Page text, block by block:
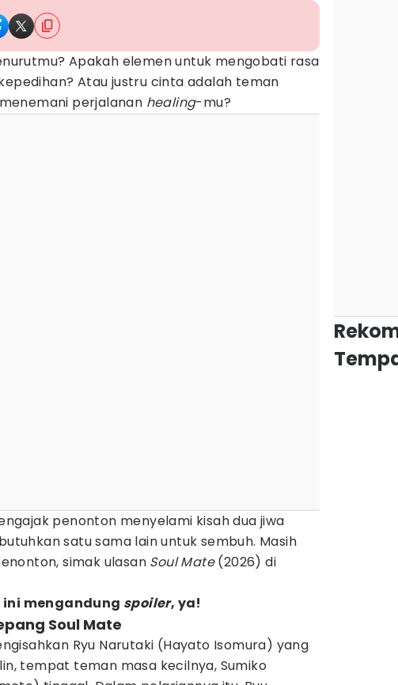
Apakah elemen untuk mengobati rasa
Atau justru cinta adalah teman
perjalanan healing-mu?
penonton menyelami kisah dua jiwa
satu sama lain untuk sembuh. Masih
simak ulasan Soul Mate(2026) di
mengandung spoiler, ya!
Soul Mate
Ryu Narutaki (Hayato Isomura) yang
tempat teman masa kecilnya, Sumiko